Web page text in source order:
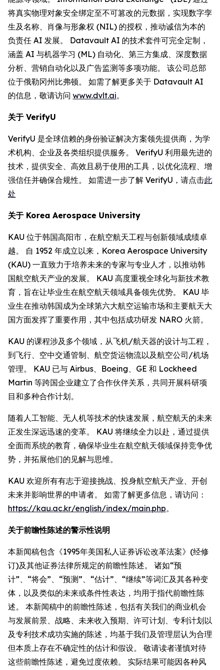
将真实物理对象安全绑定至不可篡改的元数据，实现数字孪
生及名称、肖像与形象权 (NIL) 的授权，推动诚信为本的
负责任 AI 发展。 Datavault AI 的技术套件可完全定制，
涵盖 AI 与机器学习 (ML) 自动化、第三方集成、深度数据
分析、营销自动化以及广告监测等多项功能。 该公司总部
位于俄勒冈州比弗顿。 如需了解更多关于 Datavault AI
的信息，敬请访问 www.dvlt.ai。
关于 VerifyU
VerifyU 是全球信赖的身份验证解决方案领先提供商，为学
术机构、企业及各类组织提供服务。 VerifyU 利用最先进的
技术，提供安全、高效且易于使用的工具，以优化流程、增
强信任并确保合规性。 如需进一步了解 VerifyU，请点击此
处
关于 Korea Aerospace University
KAU 位于韩国高阳市，在航空航天工程与创新领域成绩卓
越。 自 1952 年成立以来，Korea Aerospace University
(KAU) 一直致力于培养未来的专家与专业人才，以推动韩
国航空航天产业的发展。 KAU 高度重视全球化与新技术教
育，旨在让毕业生在航空航天领域具备领先优势。 KAU 毕
业生在推动韩国成为全球第六大航空运输市场和主要航天大
国方面发挥了重要作用，其中包括成功研发 NARO 火箭。
KAU 的课程涉及多个领域，从飞机/航天器的设计与工程，
到飞行、空中交通管制、航空货运物流以及航空公司/机场
管理。 KAU 已与 Airbus、Boeing、GE 和 Lockheed
Martin 等跨国企业建立了合作伙伴关系，共同开展科研项
目和多种合作计划。
随着人工智能、无人机等技术的快速发展，航空航天的未来
正发生深远迅速的变革。 KAU 将继续全力以赴，通过提供
全面而系统的教育，确保毕业生在航空航天领域保持竞争优
势，并拓展他们的见解与思维。
KAU 欢迎所有有志于迎接挑战、投身航空航天产业、开创
未来并影响世界的申请者。 如需了解更多信息，请访问：
https://kau.ac.kr/english/index/main.php。
关于前瞻性陈述的警示性说明
本新闻稿包含《1995年美国私人证券诉讼改革法案》(经修
订)及其他证券法律所规定的前瞻性陈述。 诸如“预
计”、“将会”、“预测”、“估计”、“继续”等词汇及其各种变
体，以及类似的未来或条件性表达，均用于指代前瞻性陈
述。 本新闻稿中的前瞻性陈述，包括有关我们的商业机会
与发展前景、战略、未来收入预期、许可计划、专利计划以
及专利技术成功实施的陈述，均基于我们及管理层认为合理
但本质上存在不确定性的估计和假设。 敬请读者谨慎对待
这些前瞻性陈述，避免过度依赖。 实际结果可能因各种风